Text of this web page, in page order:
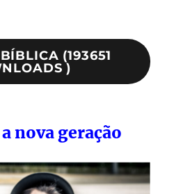
(193651
)
nova geração